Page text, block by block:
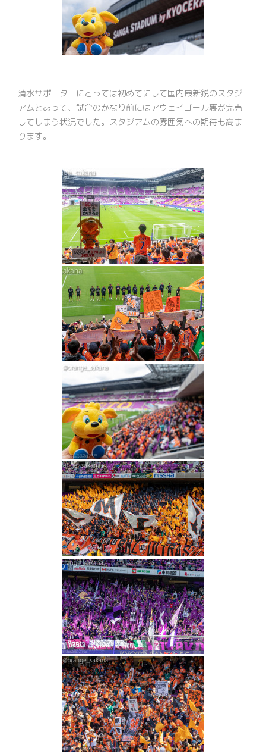
清水サポーターにとっては初めてにして国内最新鋭のスタジ
アムとあって、試合のかなり前にはアウェイゴール裏が完売
してしまう状況でした。スタジアムの雰囲気への期待も高ま
ります。